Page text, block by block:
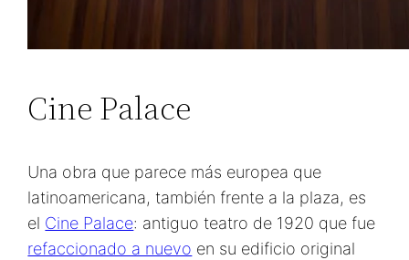
Cine Palace
Una obra que parece más europea que
latinoamericana, también frente a la plaza, es
el Cine Palace: antiguo teatro de 1920 que fue
refaccionado a nuevo en su edificio original